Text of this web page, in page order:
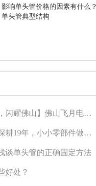
影响单头管价格的因素有什么？
单头管典型结构
【创新之光，闪耀佛山】佛山飞月电热科技挺进光电产业专业赛半决赛！
飞月电热：深耕19年，小小零部件做出大品牌 | 顺德“企”示录㊽
谈单头管的正确固定方法
好处？